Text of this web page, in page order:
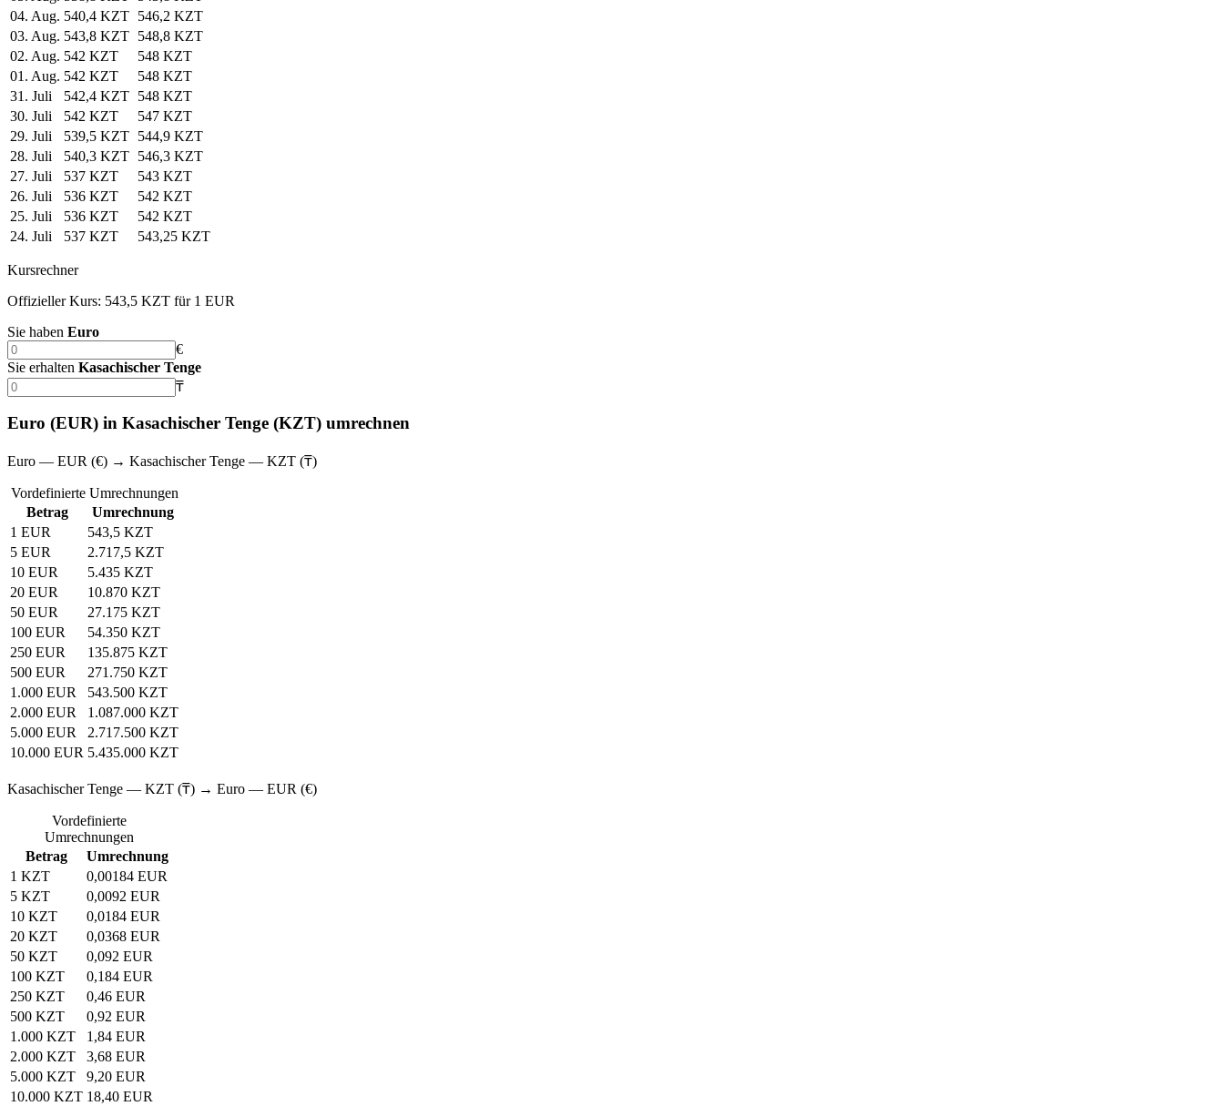
04. Aug. 540,4 KZT 546,2 KZT
03. Aug. 543,8 KZT 548,8 KZT
02. Aug. 542 KZT
548 KZT
01. Aug. 542 KZT
548 KZT
31. Juli
542,4 KZT 548 KZT
30. Juli
542 KZT
547 KZT
29. Juli
539,5 KZT 544,9 KZT
28. Juli
540,3 KZT 546,3 KZT
27. Juli
537 KZT
543 KZT
26. Juli
536 KZT
542 KZT
25. Juli
536 KZT
542 KZT
24. Juli
537 KZT 543,25 KZT
Kursrechner
Offizieller Kurs: 543,5 KZT für 1 EUR
Sie haben Euro
€
Sie erhalten Kasachischer Tenge
₸
Euro (EUR) in Kasachischer Tenge (KZT) umrechnen
Euro — EUR (€) → Kasachischer Tenge — KZT (₸)
Vordefinierte Umrechnungen
Betrag
Umrechnung
1 EUR
543,5 KZT
5 EUR
2.717,5 KZT
10 EUR
5.435 KZT
20 EUR
10.870 KZT
50 EUR
27.175 KZT
100 EUR
54.350 KZT
250 EUR
135.875 KZT
500 EUR
271.750 KZT
1.000 EUR
543.500 KZT
2.000 EUR
1.087.000 KZT
5.000 EUR
2.717.500 KZT
10.000 EUR 5.435.000 KZT
Kasachischer Tenge — KZT (₸) → Euro — EUR (€)
Vordefinierte
Umrechnungen
Betrag
Umrechnung
1 KZT
0,00184 EUR
5 KZT
0,0092 EUR
10 KZT
0,0184 EUR
20 KZT
0,0368 EUR
50 KZT
0,092 EUR
100 KZT
0,184 EUR
250 KZT
0,46 EUR
500 KZT
0,92 EUR
1.000 KZT
1,84 EUR
2.000 KZT
3,68 EUR
5.000 KZT
9,20 EUR
10.000 KZT 18,40 EUR